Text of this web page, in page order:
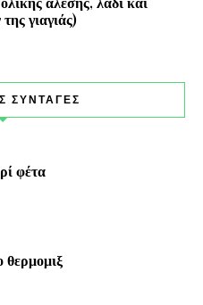
γιαγιάς)
ΣΥΝΤΑΓΕΣ
φέτα
θερμομιξ